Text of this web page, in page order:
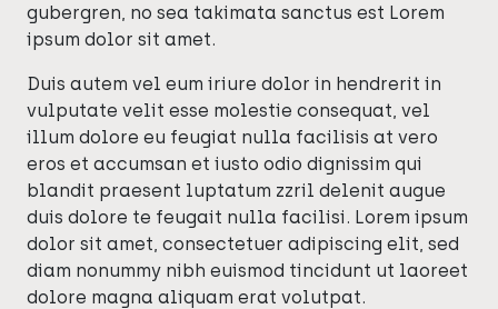
gubergren, no sea takimata sanctus est Lorem
ipsum dolor sit amet.
Duis autem vel eum iriure dolor in hendrerit in
vulputate velit esse molestie consequat, vel
illum dolore eu feugiat nulla facilisis at vero
eros et accumsan et iusto odio dignissim qui
blandit praesent luptatum zzril delenit augue
duis dolore te feugait nulla facilisi. Lorem ipsum
dolor sit amet, consectetuer adipiscing elit, sed
diam nonummy nibh euismod tincidunt ut laoreet
dolore magna aliquam erat volutpat.